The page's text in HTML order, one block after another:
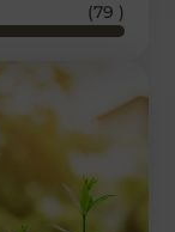
(79 )